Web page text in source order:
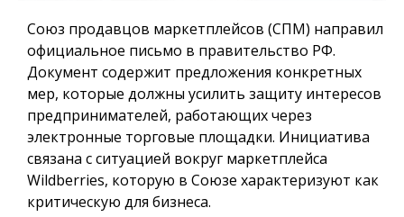
Союз продавцов маркетплейсов (СПМ) направил
официальное письмо в правительство РФ.
Документ содержит предложения конкретных
мер, которые должны усилить защиту интересов
предпринимателей, работающих через
электронные торговые площадки. Инициатива
связана с ситуацией вокруг маркетплейса
Wildberries, которую в Союзе характеризуют как
критическую для бизнеса.